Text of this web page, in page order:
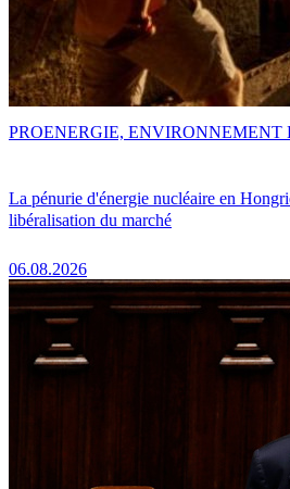
La pénurie d'énergie nucléaire en
libéralisation du marché
06.08.2026
PROENERGIE, ENVIRONNEMENT